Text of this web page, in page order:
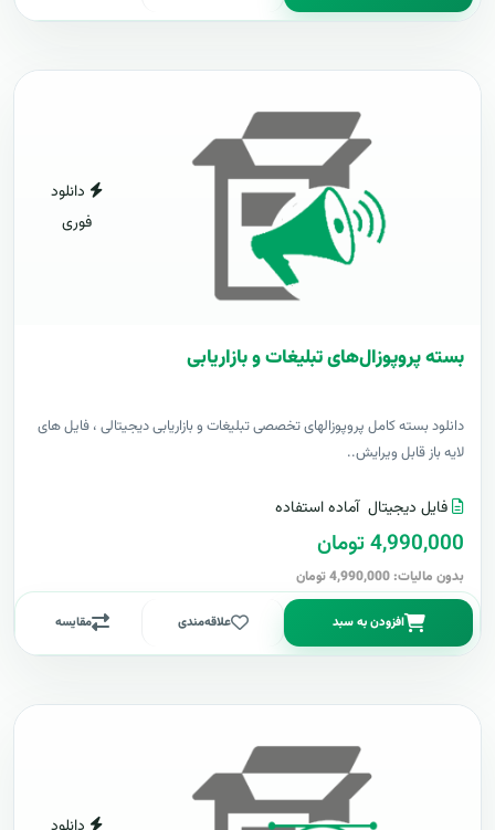
دانلود
فوری
بسته پروپوزال‌های تبلیغات و بازاریابی
دانلود بسته کامل پروپوزالهای تخصصی تبلیغات و بازاریابی دیجیتالی ، فایل های
لایه باز قابل ویرایش..
فایل دیجیتال آماده استفاده
4,990,000 تومان
بدون مالیات: 4,990,000 تومان
افزودن به سبد علاقه‌مندی مقایسه